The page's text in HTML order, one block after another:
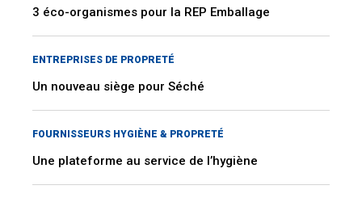
3 éco-organismes pour la REP Emballage
ENTREPRISES DE PROPRETÉ
Un nouveau siège pour Séché
FOURNISSEURS HYGIÈNE & PROPRETÉ
Une plateforme au service de l’hygiène